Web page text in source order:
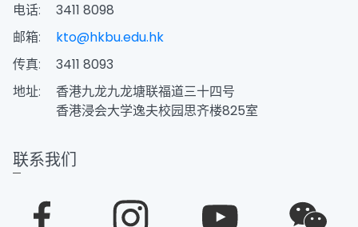
电话:
3411 8098
邮箱:
kto@hkbu.edu.hk
传真:
3411 8093
地址:
香港九龙九龙塘联福道三十四号
香港浸会大学逸夫校园思齐楼825室
联系我们